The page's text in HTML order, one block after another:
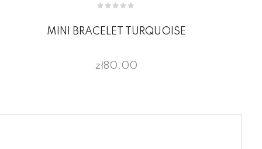
MINI BRACELET TURQUOISE
zł80.00